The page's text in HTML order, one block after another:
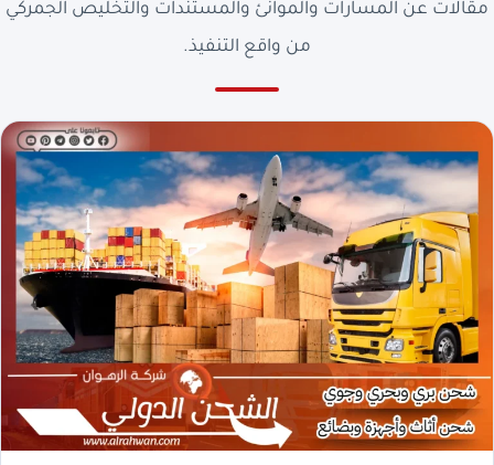
مقالات عن المسارات والموانئ والمستندات والتخليص الجمركي
من واقع التنفيذ.